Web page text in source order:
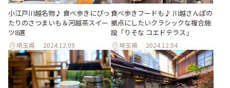
小江戸川越名物♪ 食べ歩きにぴっ
たりのさつまいも＆河越茶スイー
ツ8選
埼玉県 2024.12.09
食べ歩きフードも♪ 川越さんぽの
拠点にしたいクラシックな複合施
設「りそな コエドテラス」
埼玉県 2024.12.04